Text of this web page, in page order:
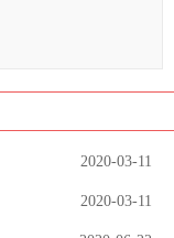
2020-03-11
2020-03-11